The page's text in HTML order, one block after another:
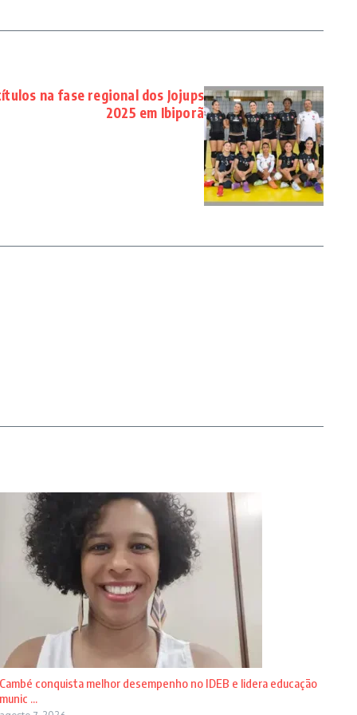
na fase regional dos Jojups
2025 em Ibiporã
Cambé conquista melhor desempenho no IDEB e lidera educação
munic ...